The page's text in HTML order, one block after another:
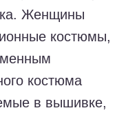
Женщины
костюмы,
костюма
в вышивке,